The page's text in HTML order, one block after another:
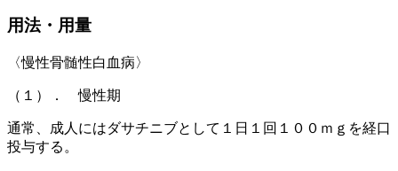
用法・用量
〈慢性骨髄性白血病〉
（１）． 慢性期
通常、成人にはダサチニブとして１日１回１００ｍｇを経口
投与する。